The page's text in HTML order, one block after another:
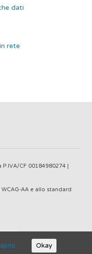
dati
rete
CF 00184980274 |
AA e allo standard
Okay